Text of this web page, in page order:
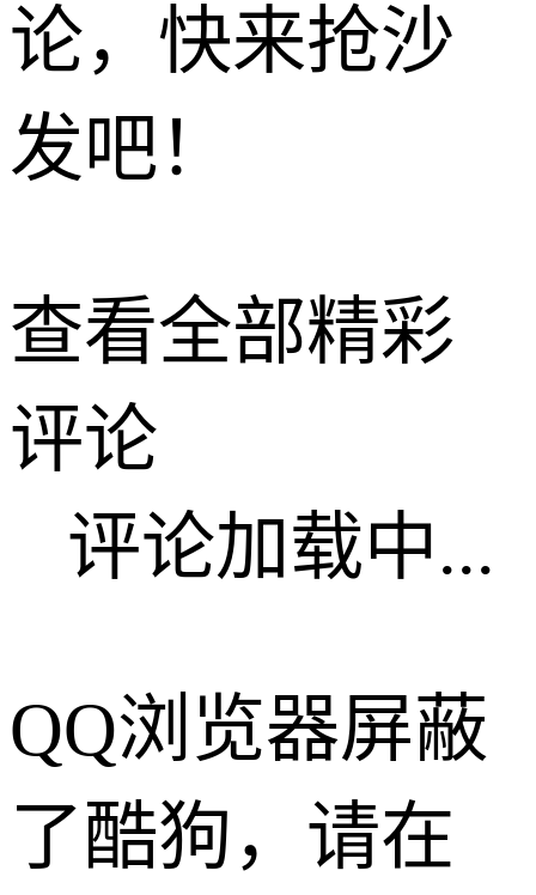
论，快来抢沙
发吧！
查看全部精彩
评论
评论加载中...
QQ浏览器屏蔽
了酷狗，请在